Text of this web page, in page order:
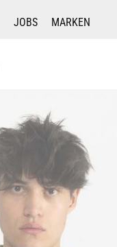
JOBS MARKEN